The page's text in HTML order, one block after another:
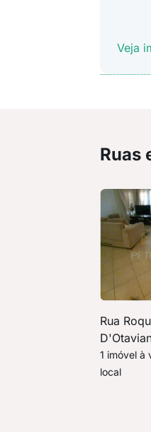
Veja
Ruas
Rua
1 imóvel à
local